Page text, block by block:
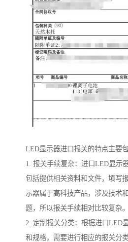
LED显示器进口报关的特点主要
1. 报关手续复杂：进口LED显示
包括提供相关资料和文件，填写
示器属于高科技产品，涉及技术
题，所以报关手续相对比较复杂。
2. 定制报关分类：根据进口LED
和规格，需要进行相应的报关分